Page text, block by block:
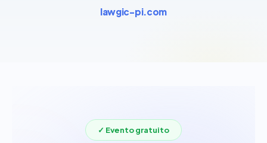
lawgic-pi.com
✓ Evento gratuito